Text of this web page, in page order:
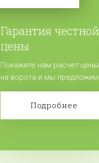
Гарантия честной
цены
Покажите нам расчет цены
на ворота и мы предложим
лучшие условия.
Подробнее